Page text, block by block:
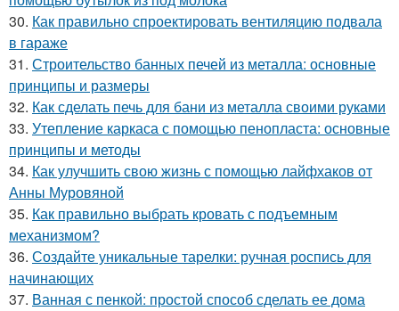
30. Как правильно спроектировать вентиляцию подвала
в гараже
31. Строительство банных печей из металла: основные
принципы и размеры
32. Как сделать печь для бани из металла своими руками
33. Утепление каркаса с помощью пенопласта: основные
принципы и методы
34. Как улучшить свою жизнь с помощью лайфхаков от
Анны Муровяной
35. Как правильно выбрать кровать с подъемным
механизмом?
36. Создайте уникальные тарелки: ручная роспись для
начинающих
37. Ванная с пенкой: простой способ сделать ее дома